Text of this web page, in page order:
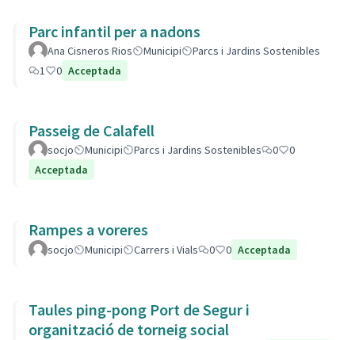
Parc infantil per a nadons
Ana Cisneros Rios Municipi
Parcs i Jardins Sostenibles
1
0 Acceptada
Passeig de Calafell
socjo Municipi Parcs i Jardins Sostenibles 0
0
Acceptada
Rampes a voreres
socjo Municipi Carrers i Vials 0 0 Acceptada
Taules ping-pong Port de Segur i
organització de torneig social